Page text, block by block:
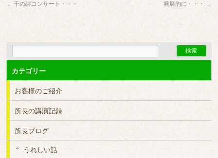
← 千の絆コンサート・・・ 発展的に・・・ →
カテゴリー
お客様のご紹介
所長の講演記録
所長ブログ
うれしい話